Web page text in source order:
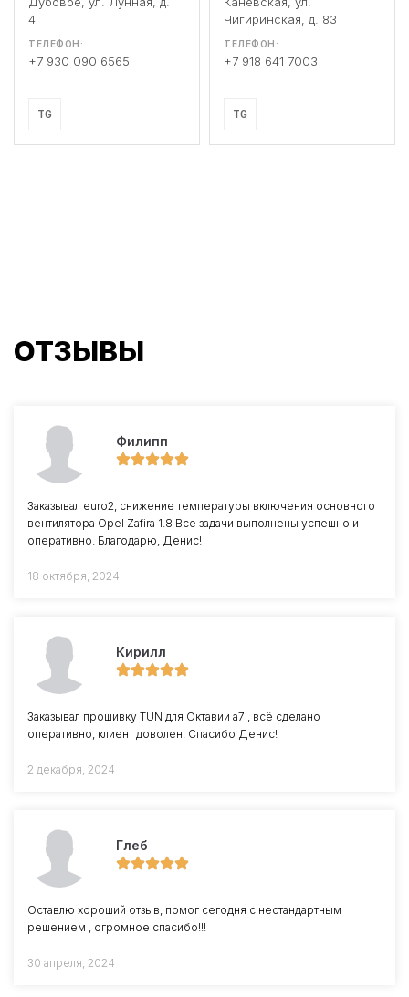
4Г
ТЕЛЕФОН:
+7 930 090 6565
TG
Чигиринская, д. 83
ТЕЛЕФОН:
+7 918 641 7003
TG
ОТЗЫВЫ
Филипп
Заказывал euro2, снижение температуры включения основного
вентилятора Opel Zafira 1.8 Все задачи выполнены успешно и
оперативно. Благодарю, Денис!
18 октября, 2024
Кирилл
Заказывал прошивку TUN для Октавии a7 , всё сделано
оперативно, клиент доволен. Спасибо Денис!
2 декабря, 2024
Глеб
Оставлю хороший отзыв, помог сегодня с нестандартным
решением , огромное спасибо!!!
30 апреля, 2024